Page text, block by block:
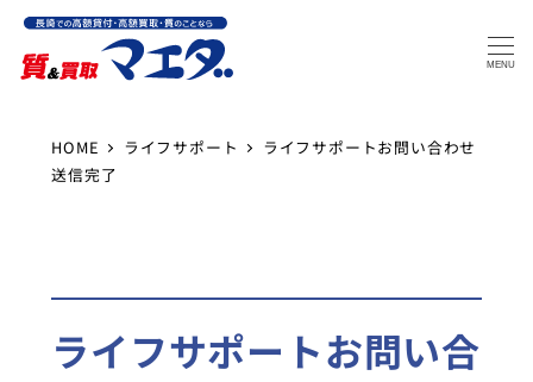
MENU
HOME ライフサポート
ライフサポートお問い合わせ
送信完了
ライフサポートお問い合